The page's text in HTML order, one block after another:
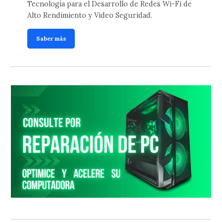
Tecnología para el Desarrollo de Redes Wi-Fi de
Alto Rendimiento y Video Seguridad.
Saber más